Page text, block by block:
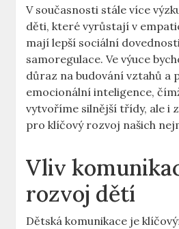
V současnosti stále více
děti, které vyrůstají v
mají lepší sociální
samoregulace. Ve výuce⁢
důraz na budování⁤ vztahů a
emocionální inteligence,
vytvoříme silnější třídy, ⁤ale‍ i
‍pro klíčový rozvoj našich
Vliv
rozvoj dětí
Dětská komunikace je‌